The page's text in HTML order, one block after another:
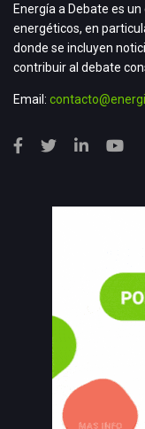
Energía a Debate es
energéticos, en
donde se incluyen
contribuir al debate
Email: